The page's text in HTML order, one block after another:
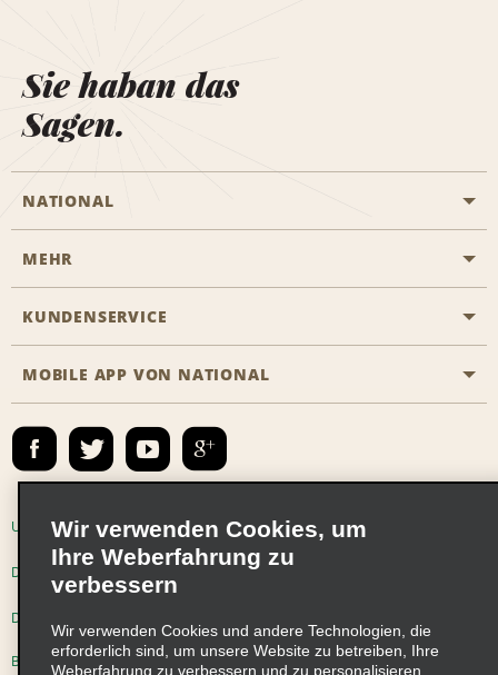
Sie haban das
Sagen.
NATIONAL
Eine Reservierung vornehmen
Das Business Rental Programm
Emerald Club Anmelden
MEHR
Karriere
KUNDENSERVICE
Barrierefreiheit
Kontakt
E-Mail anmelden
MOBILE APP VON NATIONAL
Unternehmensinformationen Nutzungsbedingungen
Datenschutzrichtlinie Cookie-Richtlinie
Datenschutzoptionen
Beschwerdeverfahren nach dem Lieferkettensorgfaltspflichtengesetz
Wir verwenden Cookies, um
Ihre Weberfahrung zu
verbessern
Wir verwenden Cookies und andere Technologien, die
erforderlich sind, um unsere Website zu betreiben, Ihre
Weberfahrung zu verbessern und zu personalisieren,